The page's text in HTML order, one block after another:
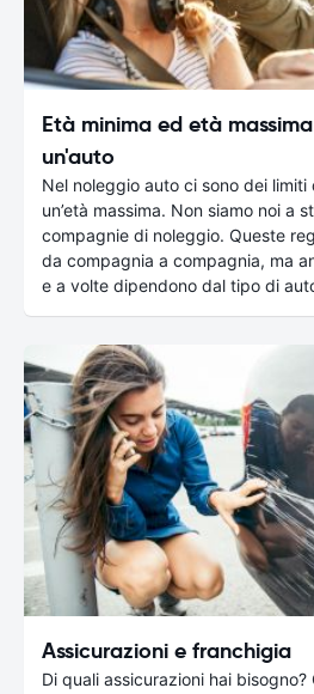
Età minima ed età
un'auto
Nel noleggio auto ci sono dei limiti
un’età massima. Non siamo noi a
compagnie di noleggio. Queste
da compagnia a compagnia, ma
e a volte dipendono dal tipo di
Assicurazioni e franchigia
Di quali assicurazioni hai